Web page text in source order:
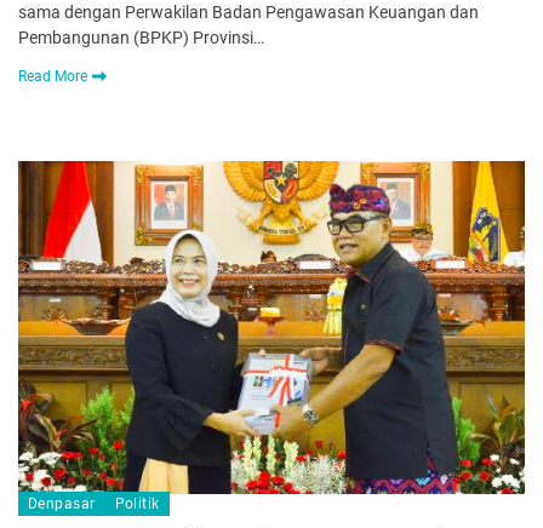
sama dengan Perwakilan Badan Pengawasan Keuangan dan
Pembangunan (BPKP) Provinsi…
Read More
Denpasar Politik